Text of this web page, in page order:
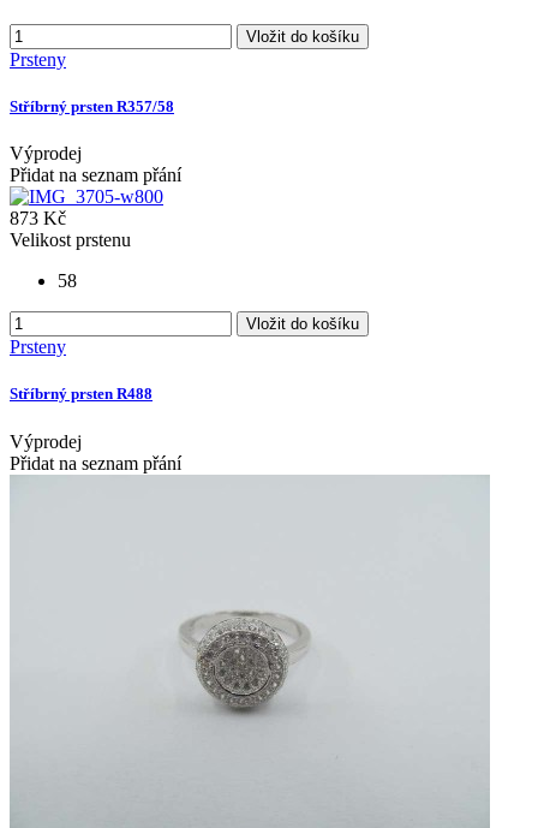
Vložit do košíku
Prsteny
Stříbrný prsten R357/58
Výprodej
Přidat na seznam přání
873 Kč
Velikost prstenu
58
Vložit do košíku
Prsteny
Stříbrný prsten R488
Výprodej
Přidat na seznam přání